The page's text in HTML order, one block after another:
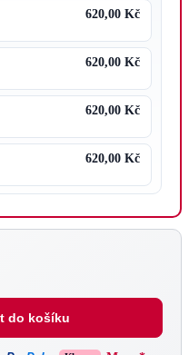
620,00 Kč
620,00 Kč
620,00 Kč
620,00 Kč
do košíku